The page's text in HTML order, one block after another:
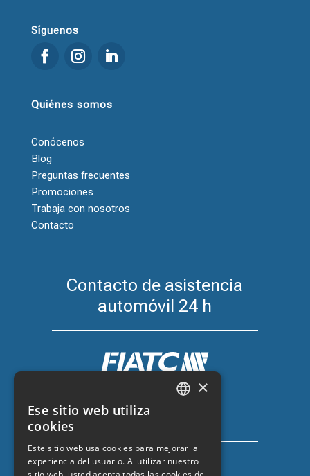
Síguenos
Quiénes somos
Conócenos
Blog
Preguntas frecuentes
Promociones
Trabaja con nosotros
Contacto
Contacto de asistencia
automóvil 24 h
+34 918 66 98 06
ENGLISH
×
Ese sitio web utiliza
cookies
Este sitio web usa cookies para mejorar la
experiencia del usuario. Al utilizar nuestro